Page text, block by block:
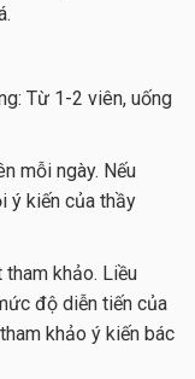
Từ 1-2 viên, uống
mỗi ngày. Nếu
ý kiến của thầy
khảo. Liều
độ diễn tiến của
khảo ý kiến bác